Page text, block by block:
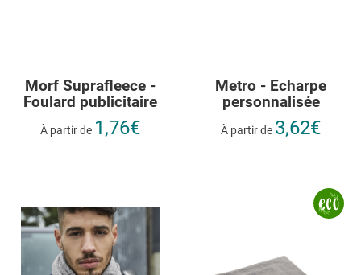
Morf Suprafleece -
Foulard publicitaire
À partir de 1,76€
Metro - Echarpe
personnalisée
À partir de 3,62€